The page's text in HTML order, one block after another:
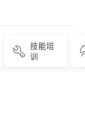
技能培
训